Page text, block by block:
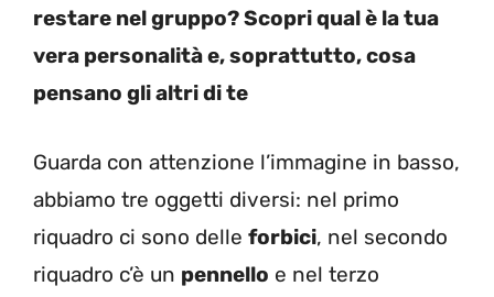
restare nel gruppo? Scopri qual è la tua
vera personalità e, soprattutto, cosa
pensano gli altri di te
Guarda con attenzione l’immagine in basso,
abbiamo tre oggetti diversi: nel primo
riquadro ci sono delle forbici, nel secondo
riquadro c’è un pennello e nel terzo